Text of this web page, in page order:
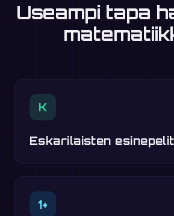
Useampi tapa
K
Eskarilaisten esinepelit
1+